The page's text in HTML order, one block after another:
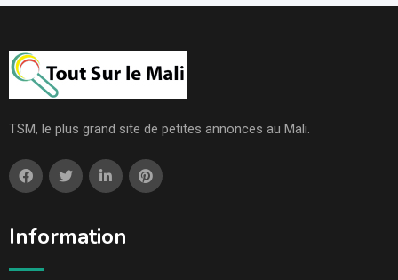
TSM, le plus grand site de petites annonces au Mali.
Information